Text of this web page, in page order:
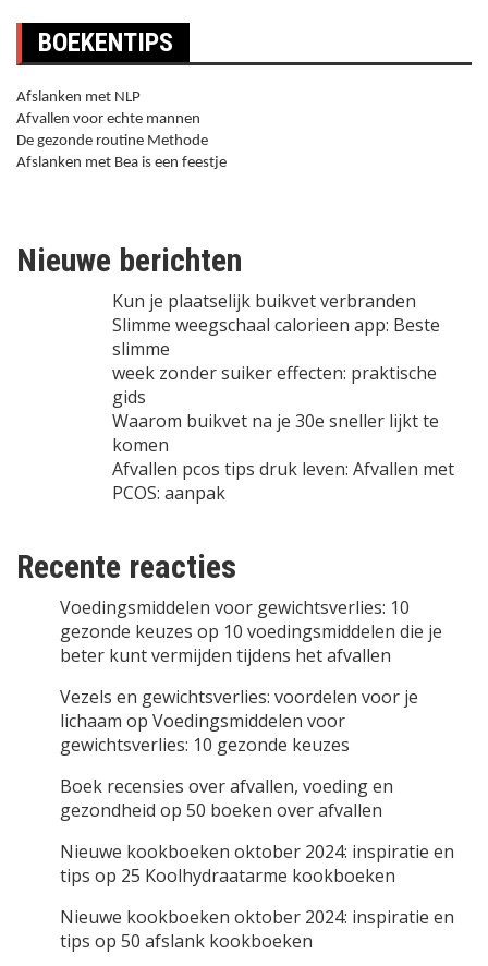
BOEKENTIPS
Afslanken met NLP
Afvallen voor echte mannen
De gezonde routine Methode
Afslanken met Bea is een feestje
Nieuwe berichten
Kun je plaatselijk buikvet verbranden
Slimme weegschaal calorieen app: Beste
slimme
week zonder suiker effecten: praktische
gids
Waarom buikvet na je 30e sneller lijkt te
komen
Afvallen pcos tips druk leven: Afvallen met
PCOS: aanpak
Recente reacties
Voedingsmiddelen voor gewichtsverlies: 10
gezonde keuzes op 10 voedingsmiddelen die je
beter kunt vermijden tijdens het afvallen
Vezels en gewichtsverlies: voordelen voor je
lichaam op Voedingsmiddelen voor
gewichtsverlies: 10 gezonde keuzes
Boek recensies over afvallen, voeding en
gezondheid op 50 boeken over afvallen
Nieuwe kookboeken oktober 2024: inspiratie en
tips op 25 Koolhydraatarme kookboeken
Nieuwe kookboeken oktober 2024: inspiratie en
tips op 50 afslank kookboeken